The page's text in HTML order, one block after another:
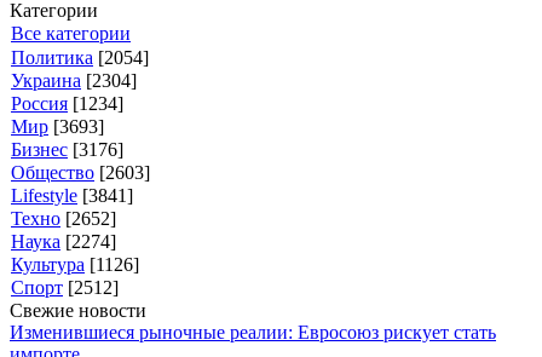
Категории
Все категории
Политика [2054]
Украина [2304]
Россия [1234]
Мир [3693]
Бизнес [3176]
Общество [2603]
Lifestyle [3841]
Техно [2652]
Наука [2274]
Культура [1126]
Спорт [2512]
Свежие новости
Изменившиеся рыночные реалии: Евросоюз рискует стать